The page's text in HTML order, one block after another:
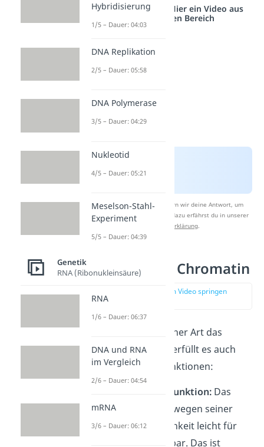
Studyflix vernetzt: Hier ein Video aus
einem anderen Bereich
Nach Beantwortung speichern wir deine Antwort, um
Studyflix zu verbessern. Mehr dazu erfährst du in unserer
Datenschutzerklärung.
Funktion von Chromatin
zur Stelle im Video springen
Je nach dem, in welcher Art das
Chromatin vorliegt, erfüllt es auch
unterschiedliche Funktionen:
Euchromatin – Funktion: Das
Euchromatin ist wegen seiner
guten Zugänglichkeit leicht für
andockbar. Das ist
Hybridisierung
1/5 – Dauer: 04:03
DNA Replikation
2/5 – Dauer: 05:58
DNA Polymerase
3/5 – Dauer: 04:29
Nukleotid
4/5 – Dauer: 05:21
Meselson-Stahl-
Experiment
5/5 – Dauer: 04:39
Genetik
RNA (Ribonukleinsäure)
RNA
1/6 – Dauer: 06:37
DNA und RNA
im Vergleich
2/6 – Dauer: 04:54
mRNA
3/6 – Dauer: 06:12